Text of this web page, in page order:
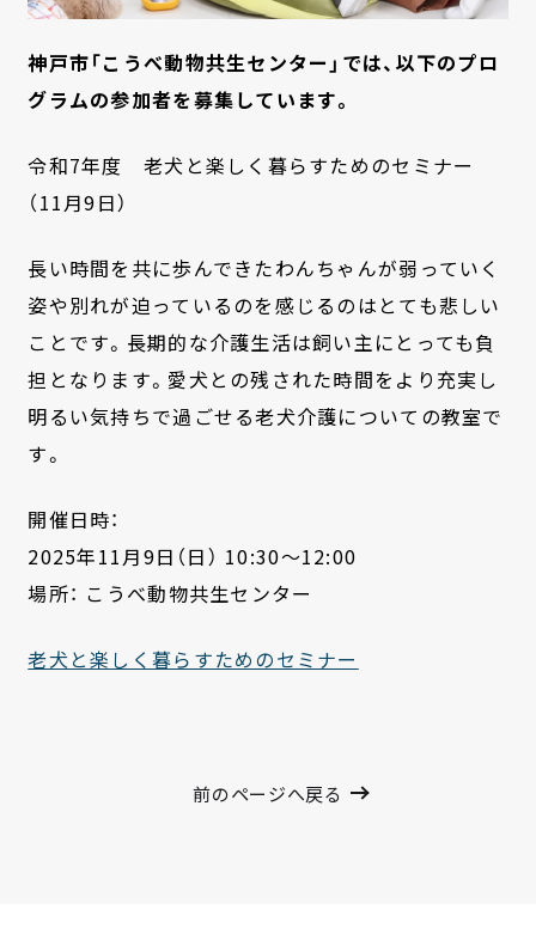
神戸市「こうべ動物共生センター」では、以下のプロ
グラムの参加者を募集しています。
令和7年度 老犬と楽しく暮らすためのセミナー
（11月9日）
長い時間を共に歩んできたわんちゃんが弱っていく
姿や別れが迫っているのを感じるのはとても悲しい
ことです。長期的な介護生活は飼い主にとっても負
担となります。愛犬との残された時間をより充実し
明るい気持ちで過ごせる老犬介護についての教室で
す。
開催日時：
2025年11月9日（日） 10:30～12:00
場所： こうべ動物共生センター
老犬と楽しく暮らすためのセミナー
前のページへ戻る